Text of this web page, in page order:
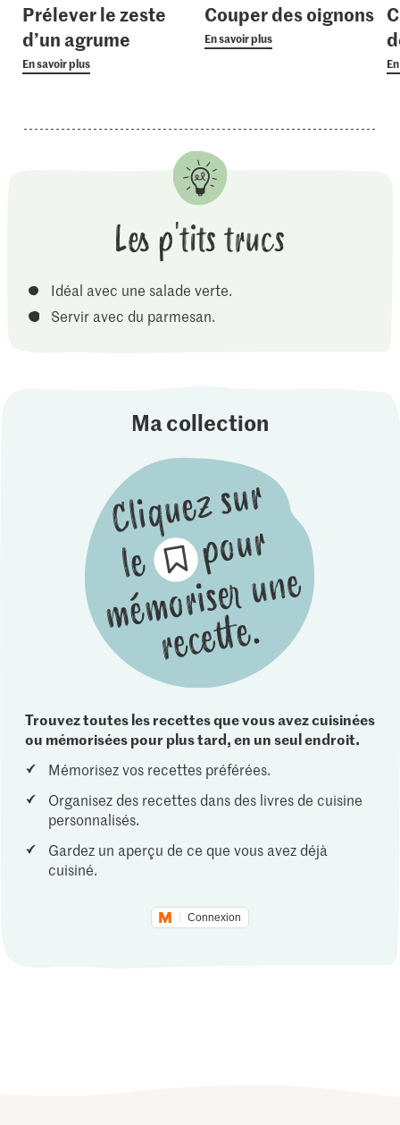
Prélever le zeste
d’un agrume
En savoir plus
Couper des oignons
En savoir plus
Les p'tits trucs
Idéal avec une salade verte.
Servir avec du parmesan.
Ma collection
Trouvez toutes les recettes que vous avez cuisinées
ou mémorisées pour plus tard, en un seul endroit.
Mémorisez vos recettes préférées.
Organisez des recettes dans des livres de cuisine
personnalisés.
Gardez un aperçu de ce que vous avez déjà
cuisiné.
Connexion